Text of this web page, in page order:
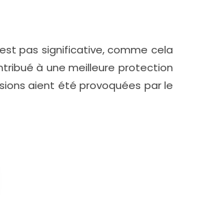
pas significative, comme cela
à une meilleure protection
aient été provoquées par le